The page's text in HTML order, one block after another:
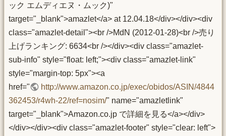
ック エムディエヌ・ムック)"
target="_blank">amazlet</a> at 12.04.18</div></div><div
class="amazlet-detail"><br />MdN (2012-01-28)<br />売り
上げランキング: 6634<br /></div><div class="amazlet-
sub-info" style="float: left;"><div class="amazlet-link"
style="margin-top: 5px"><a
href="
http://www.amazon.co.jp/exec/obidos/ASIN/4844
362453/r4wh-22/ref=nosim/" name="amazletlink"
target="_blank">Amazon.co.jp で詳細を見る</a></div>
</div></div><div class="amazlet-footer" style="clear: left">